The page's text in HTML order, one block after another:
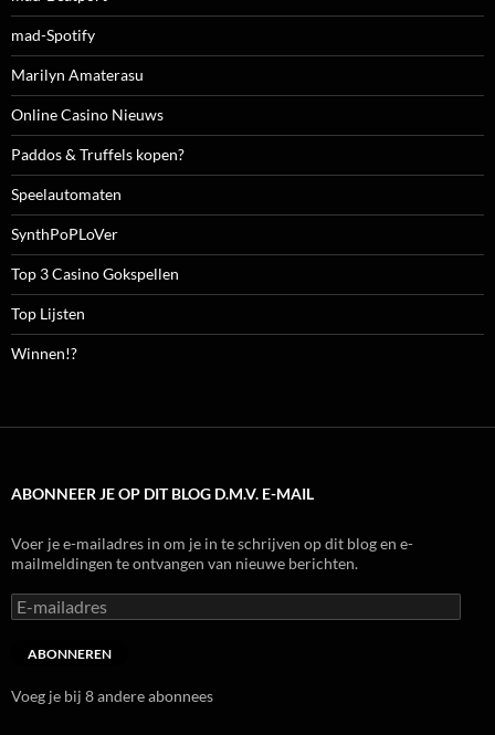
mad-Spotify
Marilyn Amaterasu
Online Casino Nieuws
Paddos & Truffels kopen?
Speelautomaten
SynthPoPLoVer
Top 3 Casino Gokspellen
Top Lijsten
Winnen!?
ABONNEER JE OP DIT BLOG D.M.V. E-MAIL
Voer je e-mailadres in om je in te schrijven op dit blog en e-
mailmeldingen te ontvangen van nieuwe berichten.
E-
mailadres
ABONNEREN
Voeg je bij 8 andere abonnees